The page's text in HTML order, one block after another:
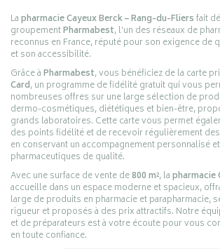
Lapharmacie Cayeux Berck – Rang-du-Fliersfait
groupementPharmabest, l’un des réseaux de
reconnus en France, réputé pour son exigence de
et son accessibilité.
Grâce àPharmabest, vous bénéficiez de la carte
Card, un programme de fidélité gratuit qui vous
nombreuses offres sur une large sélection de
dermo-cosmétiques, diététiques et bien-être,
grands laboratoires. Cette carte vous permet
des points fidélité et de recevoir régulièrement
en conservant un accompagnement personnalisé
pharmaceutiques de qualité.
Avec une surface de vente de800 m², lapharmacie
accueille dans un espace moderne et spacieux,
large de produits en pharmacie et parapharmacie,
rigueur et proposés à des prix attractifs. Notre
et de préparateurs est à votre écoute pour vous
en toute confiance.